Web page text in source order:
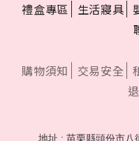
禮盒專區
生活寢具
購物須知 交易安全
地址 : 苗栗縣頭份市八